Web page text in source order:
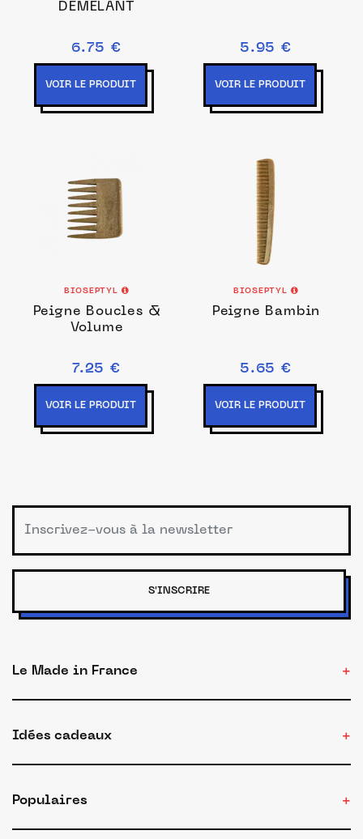
DÉMÊLANT
6.75 €
VOIR LE PRODUIT
5.95 €
VOIR LE PRODUIT
BIOSEPTYL
Peigne Boucles &
Volume
7.25 €
VOIR LE PRODUIT
BIOSEPTYL
Peigne Bambin
5.65 €
VOIR LE PRODUIT
S'INSCRIRE
Le Made in France
Idées cadeaux
Populaires